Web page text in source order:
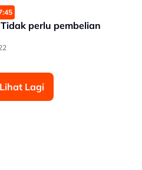
perlu pembelian
Lihat Lagi